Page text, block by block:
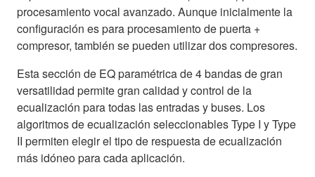
procesamiento vocal avanzado. Aunque inicialmente la
configuración es para procesamiento de puerta +
compresor, también se pueden utilizar dos compresores.
Esta sección de EQ paramétrica de 4 bandas de gran
versatilidad permite gran calidad y control de la
ecualización para todas las entradas y buses. Los
algoritmos de ecualización seleccionables Type I y Type
II permiten elegir el tipo de respuesta de ecualización
más idóneo para cada aplicación.